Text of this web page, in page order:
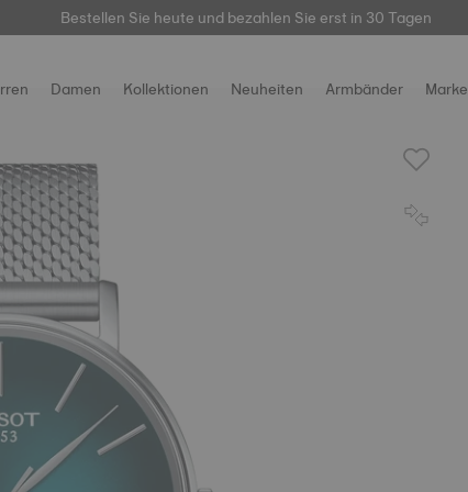
hier
Bestellen Sie heute und bezahlen Sie erst in 30 Tagen
Damen Kollektionen Neuheiten Armbänder Marke